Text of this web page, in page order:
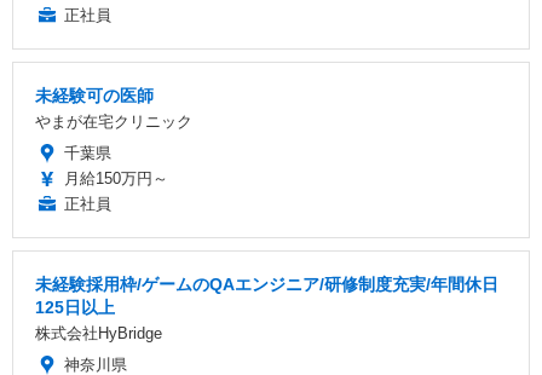
正社員
未経験可の医師
やまが在宅クリニック
千葉県
月給150万円～
正社員
未経験採用枠/ゲームのQAエンジニア/研修制度充実/年間休日
125日以上
株式会社HyBridge
神奈川県